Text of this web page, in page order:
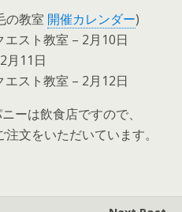
の教室 開催カレンダー)
エスト教室 – 2月10日
月11日
エスト教室 – 2月12日
ーは飲食店ですので、
文をいただいています。